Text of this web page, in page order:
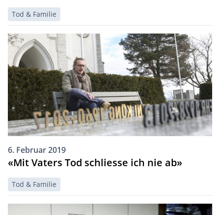
Tod & Familie
6. Februar 2019
«Mit Vaters Tod schliesse ich nie ab»
Tod & Familie